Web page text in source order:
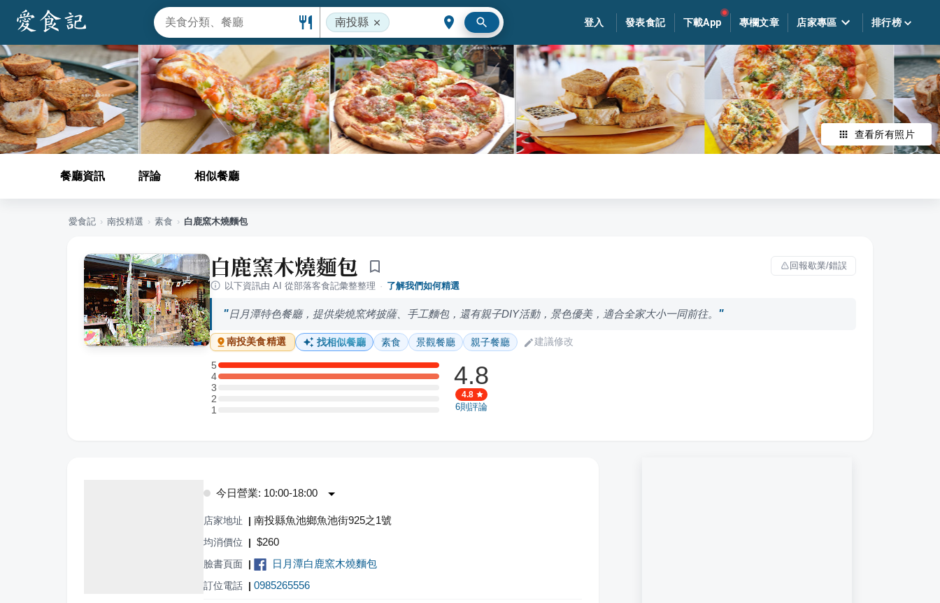
南投縣 登入 發表食記 下載App 專欄文章 店家專區 排行榜
查看所有照片
餐廳資訊 評論 相似餐廳
愛食記 › 南投精選 › 素食 › 白鹿窯木燒麵包
白鹿窯木燒麵包
回報歇業/錯誤
以下資訊由 AI 從部落客食記彙整整理 · 了解我們如何精選
日月潭特色餐廳，提供柴燒窯烤披薩、手工麵包，還有親子DIY活動，景色優美，適合全家大小一同前往。
南投美食精選 找相似餐廳 素食 景觀餐廳 親子餐廳 建議修改
5
5 星：1 則評論
4
4 星：1 則評論
3
3 星：0 則評論
2
2 星：0 則評論
11 星：0 則評論
4.8
4.8
6則評論
今日營業: 10:00-18:00
店家地址 | 南投縣魚池鄉魚池街925之1號
均消價位 | $260
臉書頁面 | 日月潭白鹿窯木燒麵包
訂位電話 | 0985265556